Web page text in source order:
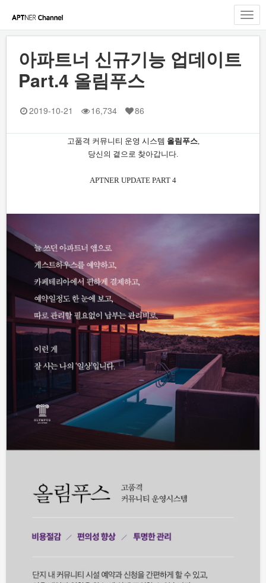
아파트너 신규기능 업데이트
Part.4 올림푸스
2019-10-21 16,734 86
고품격 커뮤니티 운영 시스템 올림푸스,
당신의 곁으로 찾아갑니다.
APTNER UPDATE PART 4